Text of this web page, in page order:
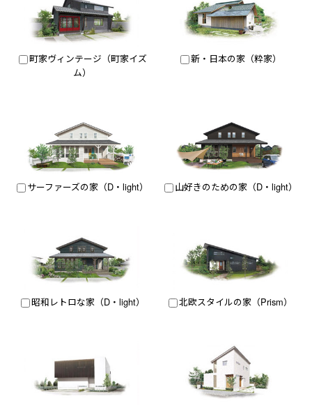
町家ヴィンテージ（町家イズ
ム）
新・日本の家（粋家）
サーファーズの家（D・light） 山好きのための家（D・light）
昭和レトロな家（D・light） 北欧スタイルの家（Prism）